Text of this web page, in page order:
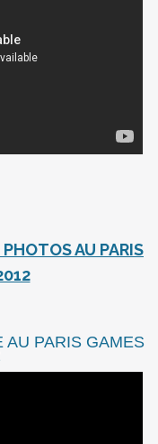
AU PARIS
AU PARIS GAMES